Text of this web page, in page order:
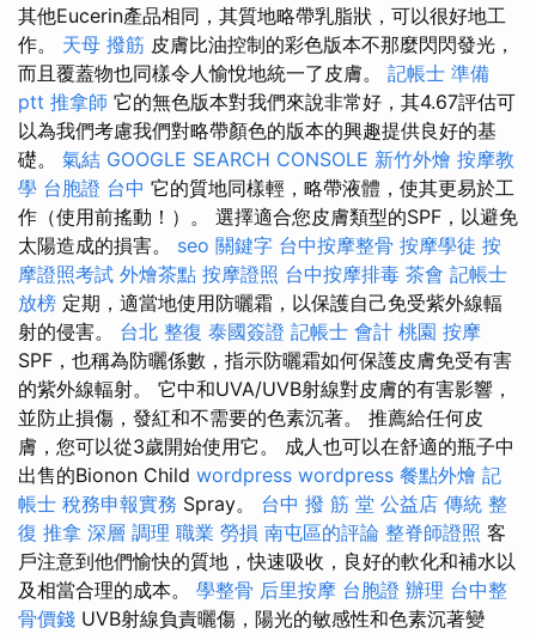
其他Eucerin產品相同，其質地略帶乳脂狀，可以很好地工
作。 天母 撥筋 皮膚比油控制的彩色版本不那麼閃閃發光，
而且覆蓋物也同樣令人愉悅地統一了皮膚。 記帳士 準備
ptt 推拿師 它的無色版本對我們來說非常好，其4.67評估可
以為我們考慮我們對略帶顏色的版本的興趣提供良好的基
礎。 氣結 GOOGLE SEARCH CONSOLE 新竹外燴 按摩教
學 台胞證 台中 它的質地同樣輕，略帶液體，使其更易於工
作（使用前搖動！）。 選擇適合您皮膚類型的SPF，以避免
太陽造成的損害。 seo 關鍵字 台中按摩整骨 按摩學徒 按
摩證照考試 外燴茶點 按摩證照 台中按摩排毒 茶會 記帳士
放榜 定期，適當地使用防曬霜，以保護自己免受紫外線輻
射的侵害。 台北 整復 泰國簽證 記帳士 會計 桃園 按摩
SPF，也稱為防曬係數，指示防曬霜如何保護皮膚免受有害
的紫外線輻射。 它中和UVA/UVB射線對皮膚的有害影響，
並防止損傷，發紅和不需要的色素沉著。 推薦給任何皮
膚，您可以從3歲開始使用它。 成人也可以在舒適的瓶子中
出售的Bionon Child wordpress wordpress 餐點外燴 記
帳士 稅務申報實務 Spray。 台中 撥 筋 堂 公益店 傳統 整
復 推拿 深層 調理 職業 勞損 南屯區的評論 整脊師證照 客
戶注意到他們愉快的質地，快速吸收，良好的軟化和補水以
及相當合理的成本。 學整骨 后里按摩 台胞證 辦理 台中整
骨價錢 UVB射線負責曬傷，陽光的敏感性和色素沉著變